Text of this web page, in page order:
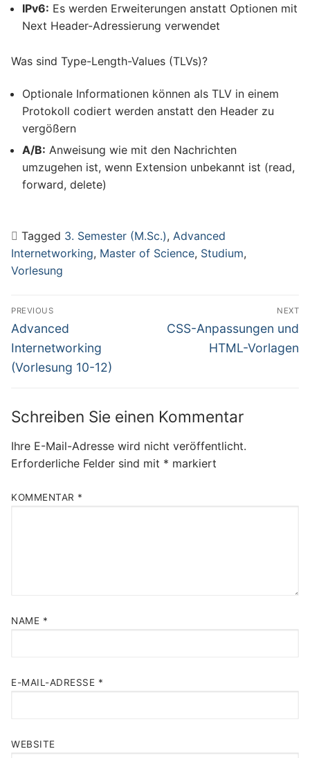
IPv6: Es werden Erweiterungen anstatt Optionen mit
Next Header-Adressierung verwendet
Was sind Type-Length-Values (TLVs)?
Optionale Informationen können als TLV in einem
Protokoll codiert werden anstatt den Header zu
vergößern
A/B: Anweisung wie mit den Nachrichten
umzugehen ist, wenn Extension unbekannt ist (read,
forward, delete)
Tagged 3. Semester (M.Sc.), Advanced
Internetworking, Master of Science, Studium,
Vorlesung
Beitragsnavigation
PREVIOUS
Previous
post:
Advanced
Internetworking
(Vorlesung 10-12)
NEXT
Next
CSS-Anpassungen und
HTML-Vorlagen
Schreiben Sie einen Kommentar
Ihre E-Mail-Adresse wird nicht veröffentlicht.
Erforderliche Felder sind mit * markiert
KOMMENTAR *
NAME *
E-MAIL-ADRESSE *
WEBSITE